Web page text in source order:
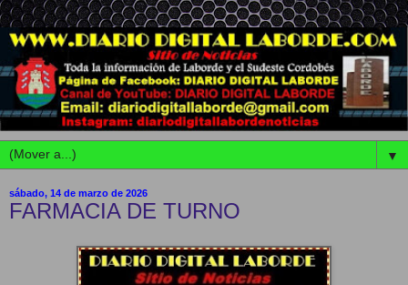
▼
sábado, 14 de marzo de 2026
FARMACIA DE TURNO